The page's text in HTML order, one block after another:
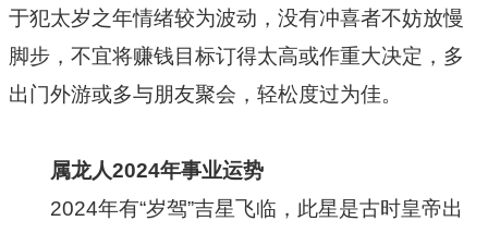
于犯太岁之年情绪较为波动，没有冲喜者不妨放慢
脚步，不宜将赚钱目标订得太高或作重大决定，多
出门外游或多与朋友聚会，轻松度过为佳。
属龙人2024年事业运势
2024年有“岁驾”吉星飞临，此星是古时皇帝出